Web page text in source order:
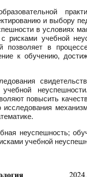
и выбору
в условиях
рисками учебной
позволяет в
к обучению,
повысить
неуспешность;
учебной